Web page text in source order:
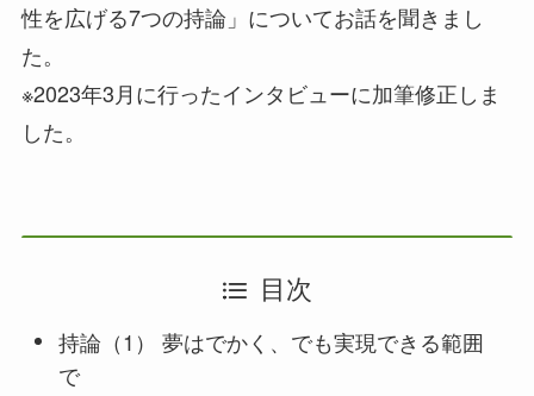
性を広げる7つの持論」についてお話を聞きまし
た。
※2023年3月に行ったインタビューに加筆修正しま
した。
目次
持論（1） 夢はでかく、でも実現できる範囲
で